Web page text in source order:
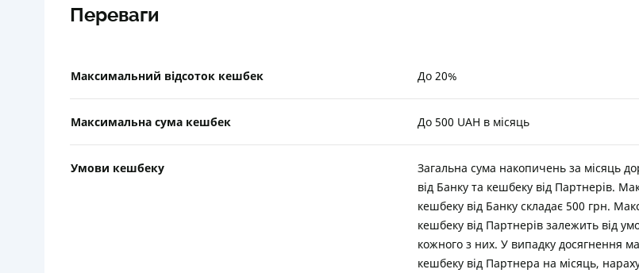
Переваги
Максимальний відсоток кешбек До 20%
Максимальна сума кешбек До 500 UAH в місяць
Умови кешбеку
Загальна сума накопичень за місяць
від Банку та кешбеку від Партнерів.
кешбеку від Банку складає 500 грн.
кешбеку від Партнерів залежить від
кожного з них. У випадку досягнення
кешбеку від Партнера на місяць,